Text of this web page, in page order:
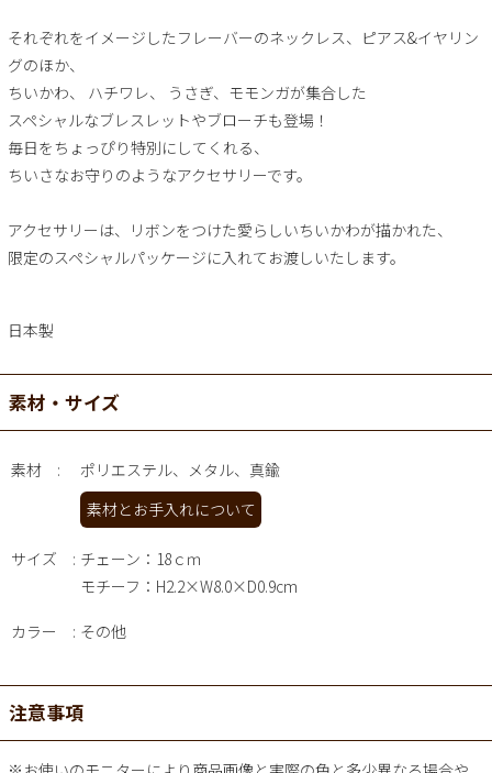
それぞれをイメージしたフレーバーのネックレス、ピアス&イヤリン
グのほか、
ちいかわ、 ハチワレ、 うさぎ、モモンガが集合した
スペシャルなブレスレットやブローチも登場！
毎日をちょっぴり特別にしてくれる、
ちいさなお守りのようなアクセサリーです。
アクセサリーは、リボンをつけた愛らしいちいかわが描かれた、
限定のスペシャルパッケージに入れてお渡しいたします。
日本製
素材・サイズ
素材
ポリエステル、メタル、真鍮
素材とお手入れについて
サイズ
チェーン：18ｃｍ
モチーフ：H2.2×W8.0×D0.9cm
カラー その他
注意事項